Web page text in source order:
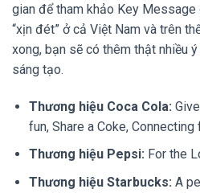
gian để tham khảo Key Message
“xịn đét” ở cả Việt Nam và trên
xong, bạn sẽ có thêm thật nhiều
sáng tạo.
Thương hiệu Coca Cola:
fun, Share a Coke,
Thương hiệu Pepsi: For the
Thương hiệu Starbucks: A